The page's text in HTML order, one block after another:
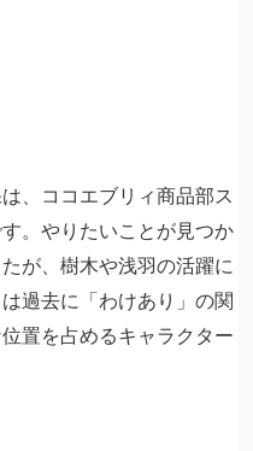
、ココエブリィ商品部ス
。やりたいことが見つか
が、樹木や浅羽の活躍に
過去に「わけあり」の関
置を占めるキャラクター